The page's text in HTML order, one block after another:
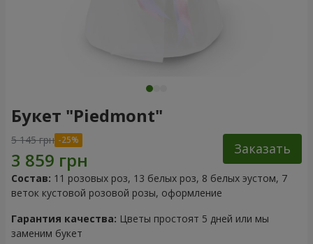
Букет "Piedmont"
5 145 грн
Заказать
Состав: 11 розовых роз, 13 белых роз, 8 белых эустом, 7
веток кустовой розовой розы, оформление
Гарантия качества: Цветы простоят 5 дней или мы
заменим букет